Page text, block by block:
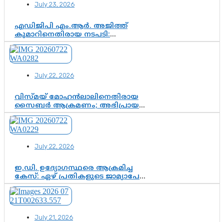
വഴിത്തിരിവ്
July 23, 2026
എഡിജിപി എം.ആർ. അജിത്ത്
കുമാറിനെതിരായ നടപടി:
സസ്പെൻഷനിൽ ഒതുങ്ങുമോ,
അതോ കൂടുതൽ കടുത്ത
നടപടികളിലേക്കോ?
July 22, 2026
വിസ്മയ് മോഹൻലാലിനെതിരായ
സൈബർ ആക്രമണം; അഭിപ്രായ
സ്വാതന്ത്ര്യത്തെ നിശ്ശബ്ദമാക്കുന്ന
ഡിജിറ്റൽ ഗുണ്ടായിസത്തിന് അറുതി
വേണം
July 22, 2026
ഇ.ഡി. ഉദ്യോഗസ്ഥരെ ആക്രമിച്ച
കേസ്: ഏഴ് പ്രതികളുടെ ജാമ്യാപേക്ഷ
വീണ്ടും തള്ളി; അന്വേഷണം തുടരാൻ
കോടതി അനുമതി
July 21, 2026